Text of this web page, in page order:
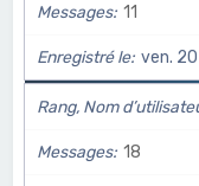
Messages 11
Enregistré le ven. 20
Rang, Nom
Messages 18